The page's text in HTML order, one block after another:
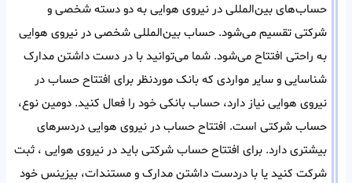
حساب‌های بین‌المللی در نیروی هوایی به دو دسته شخصی و
شرکتی تقسیم می‌شود. حساب بین‌المللی شخصی در نیروی هوایی
به راحتی افتتاح می‌شود. شما می‌توانید با در دست داشتن مدارک
شناسایی و سایر مواردی که بانک مورد‌نظر برای افتتاح حساب در
نیروی هوایی نیاز دارد، حساب بانکی خود را فعال کنید. دومین نوع،
حساب شرکتی است. افتتاح حساب در نیروی هوایی دردسر‌های
بیشتری دارد. برای افتتاح حساب شرکتی باید در نیروی هوایی ، ثبت
شرکت کنید یا با در‌دست داشتن مدارک و مستندات، بیزینس خود